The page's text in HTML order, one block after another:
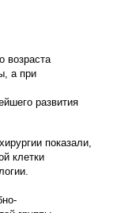
возраста
а при
развития
показали,
клетки